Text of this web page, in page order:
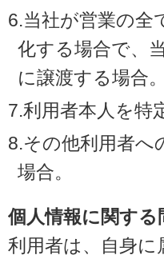
6.当社が営業の全
化する場合で、
に譲渡する場合。
7.利用者本人を特
8.その他利用者へ
場合。
個人情報に関する
利用者は、自身に